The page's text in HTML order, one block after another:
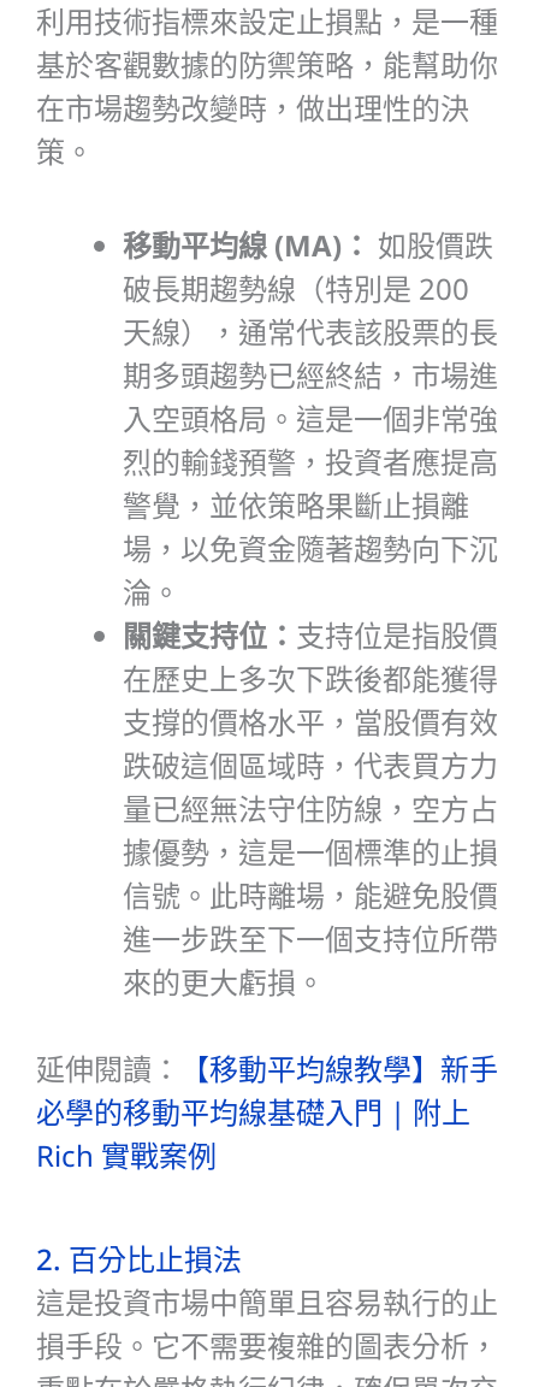
利用技術指標來設定止損點，是一種
基於客觀數據的防禦策略，能幫助你
在市場趨勢改變時，做出理性的決
策。
移動平均線 (MA)： 如股價跌
破長期趨勢線（特別是 200
天線），通常代表該股票的長
期多頭趨勢已經終結，市場進
入空頭格局。這是一個非常強
烈的輸錢預警，投資者應提高
警覺，並依策略果斷止損離
場，以免資金隨著趨勢向下沉
淪。
關鍵支持位： 支持位是指股價
在歷史上多次下跌後都能獲得
支撐的價格水平，當股價有效
跌破這個區域時，代表買方力
量已經無法守住防線，空方占
據優勢，這是一個標準的止損
信號。此時離場，能避免股價
進一步跌至下一個支持位所帶
來的更大虧損。
延伸閱讀：
【移動平均線教學】新手
必學的移動平均線基礎入門 | 附上
Rich 實戰案例
2. 百分比止損法
這是投資市場中簡單且容易執行的止
損手段。它不需要複雜的圖表分析，